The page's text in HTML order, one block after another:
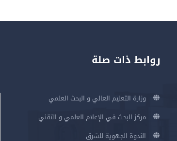
روابط ذات صلة
وزارة التعليم العالي و البحث العلمي
مركز البحث في الإعلام العلمي و التقني
الندوة الجهوية للشرق